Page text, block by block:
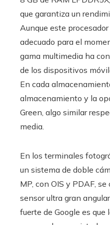
que garantiza un
Aunque este
adecuado para el
gama multimedia ha
de los dispositivos
En cada
almacenamiento y la
Green, algo similar
media.
En los terminales
un sistema de doble
MP, con OIS y PDAF,
sensor ultra gran
fuerte de Google es que